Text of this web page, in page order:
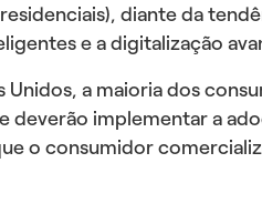
diante da
e a digitalização
Unidos, a maioria dos
deverão implementar a
o consumidor